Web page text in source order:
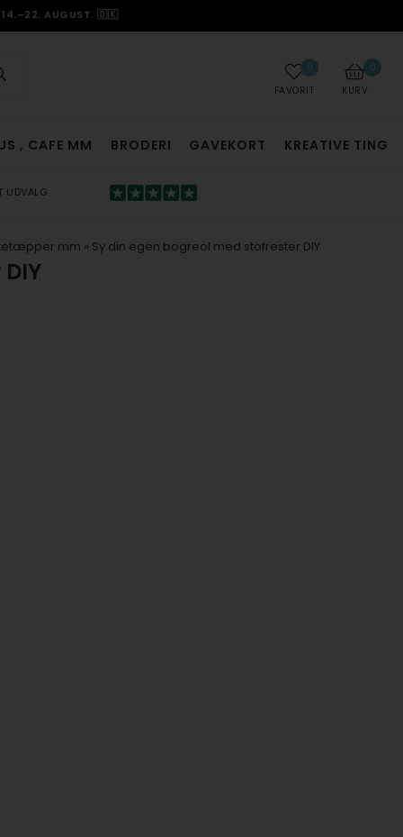
14.–22. AUGUST. 🇩🇰
0
KURV
0
FAVORIT
, CAFE MM BRODERI GAVEKORT KREATIVE TING
UDVALG
mm » Sy din egen bogreol med stofrester DIY